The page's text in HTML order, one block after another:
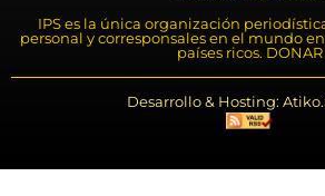
IPS es la única organización
personal y corresponsales en el mundo
países ricos. DONAR
Desarrollo & Hosting: